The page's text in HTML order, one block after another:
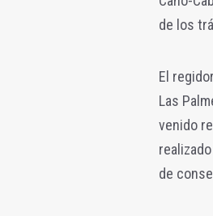
de los
El
Las
venido
de